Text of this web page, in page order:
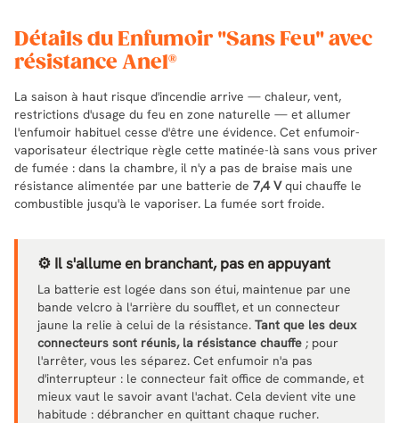
Détails du Enfumoir "Sans Feu" avec
résistance Anel®
La saison à haut risque d'incendie arrive — chaleur, vent,
restrictions d'usage du feu en zone naturelle — et allumer
l'enfumoir habituel cesse d'être une évidence. Cet enfumoir-
vaporisateur électrique règle cette matinée-là sans vous priver
de fumée : dans la chambre, il n'y a pas de braise mais une
résistance alimentée par une batterie de 7,4 Vqui chauffe le
combustible jusqu'à le vaporiser. La fumée sort froide.
⚙️ Il s'allume en branchant, pas en appuyant
La batterie est logée dans son étui, maintenue par une
bande velcro à l'arrière du soufflet, et un connecteur
jaune la relie à celui de la résistance. Tant que les deux
connecteurs sont réunis, la résistance chauffe ; pour
l'arrêter, vous les séparez. Cet enfumoir n'a pas
d'interrupteur : le connecteur fait office de commande, et
mieux vaut le savoir avant l'achat. Cela devient vite une
habitude : débrancher en quittant chaque rucher.